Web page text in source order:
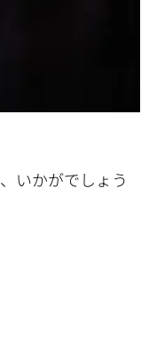
いかがでしょう